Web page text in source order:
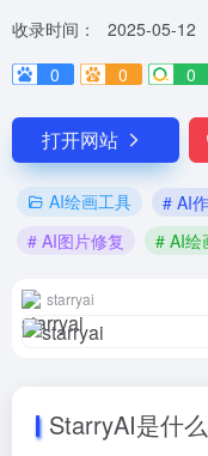
收录时间：
2025-05-12
0
0 0
打开网站
AI绘画工具 # AI
# AI图片修复
# AI绘
starryai
StarryAI是什么